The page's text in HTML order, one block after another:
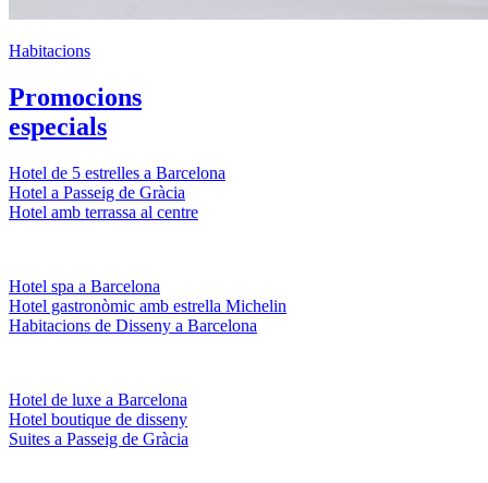
Habitacions
Promocions
especials
Hotel de 5 estrelles a Barcelona
Hotel a Passeig de Gràcia
Hotel amb terrassa al centre
Hotel spa a Barcelona
Hotel gastronòmic amb estrella Michelin
Habitacions de Disseny a Barcelona
Hotel de luxe a Barcelona
Hotel boutique de disseny
Suites a Passeig de Gràcia